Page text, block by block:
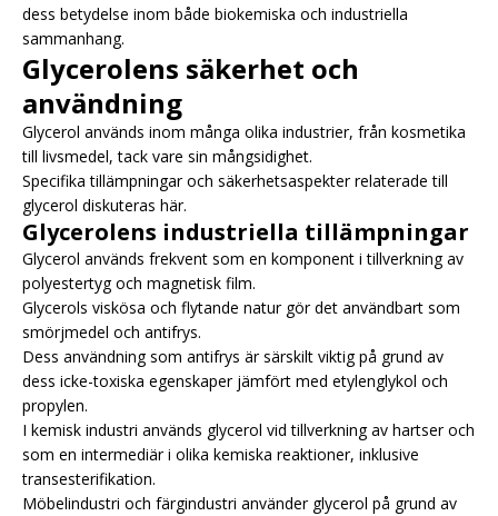
dess betydelse inom både biokemiska och industriella
sammanhang.
Glycerolens säkerhet och
användning
Glycerol används inom många olika industrier, från kosmetika
till livsmedel, tack vare sin mångsidighet.
Specifika tillämpningar och säkerhetsaspekter relaterade till
glycerol diskuteras här.
Glycerolens industriella tillämpningar
Glycerol används frekvent som en komponent i tillverkning av
polyestertyg och magnetisk film.
Glycerols viskösa och flytande natur gör det användbart som
smörjmedel och antifrys.
Dess användning som antifrys är särskilt viktig på grund av
dess icke-toxiska egenskaper jämfört med etylenglykol och
propylen.
I kemisk industri används glycerol vid tillverkning av hartser och
som en intermediär i olika kemiska reaktioner, inklusive
transesterifikation.
Möbelindustri och färgindustri använder glycerol på grund av